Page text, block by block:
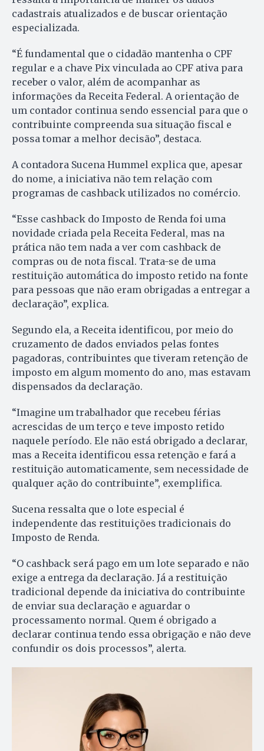
cadastrais atualizados e de buscar orientação
especializada.
“É fundamental que o cidadão mantenha o CPF
regular e a chave Pix vinculada ao CPF ativa para
receber o valor, além de acompanhar as
informações da Receita Federal. A orientação de
um contador continua sendo essencial para que o
contribuinte compreenda sua situação fiscal e
possa tomar a melhor decisão”, destaca.
A contadora Sucena Hummel explica que, apesar
do nome, a iniciativa não tem relação com
programas de cashback utilizados no comércio.
“Esse cashback do Imposto de Renda foi uma
novidade criada pela Receita Federal, mas na
prática não tem nada a ver com cashback de
compras ou de nota fiscal. Trata-se de uma
restituição automática do imposto retido na fonte
para pessoas que não eram obrigadas a entregar a
declaração”, explica.
Segundo ela, a Receita identificou, por meio do
cruzamento de dados enviados pelas fontes
pagadoras, contribuintes que tiveram retenção de
imposto em algum momento do ano, mas estavam
dispensados da declaração.
“Imagine um trabalhador que recebeu férias
acrescidas de um terço e teve imposto retido
naquele período. Ele não está obrigado a declarar,
mas a Receita identificou essa retenção e fará a
restituição automaticamente, sem necessidade de
qualquer ação do contribuinte”, exemplifica.
Sucena ressalta que o lote especial é
independente das restituições tradicionais do
Imposto de Renda.
“O cashback será pago em um lote separado e não
exige a entrega da declaração. Já a restituição
tradicional depende da iniciativa do contribuinte
de enviar sua declaração e aguardar o
processamento normal. Quem é obrigado a
declarar continua tendo essa obrigação e não deve
confundir os dois processos”, alerta.